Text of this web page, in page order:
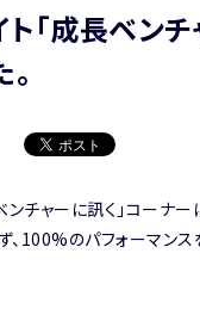
「成長ベン
チャーに訊く」コーナー
、100%のパフォーマン